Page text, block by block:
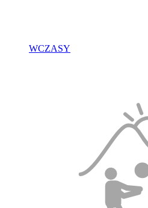
WCZASY